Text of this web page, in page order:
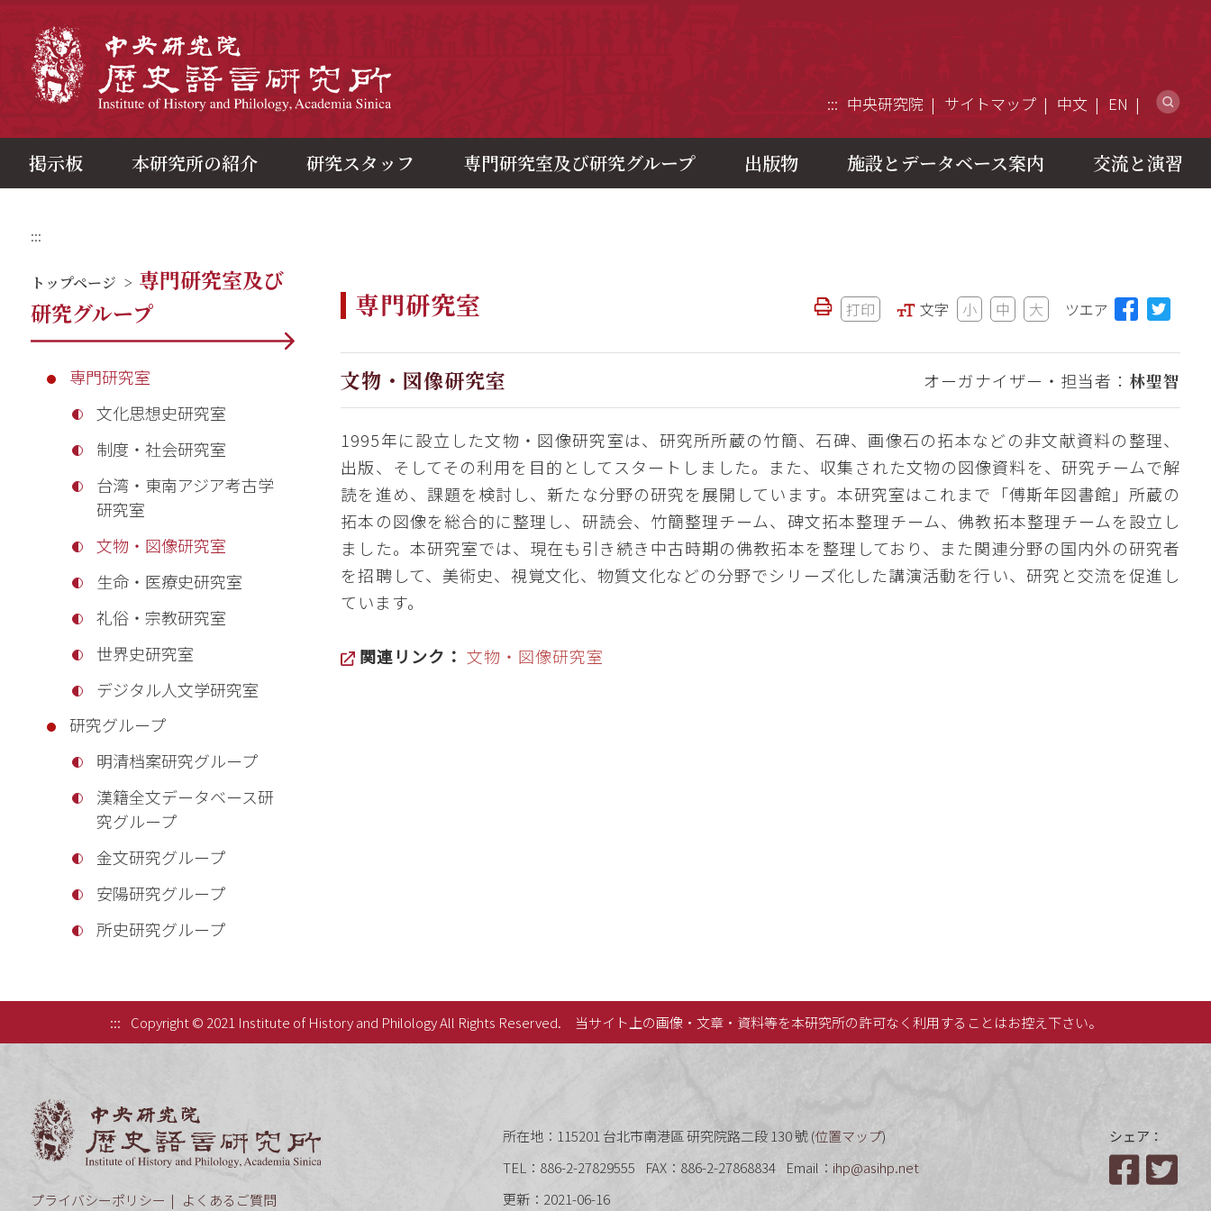
::: 中央研究院 サイトマップ 中文 EN
掲示板 本研究所の紹介 研究スタッフ 専門研究室及び研究グループ 出版物 施設とデータベース案内 交流と演習
:::
トップページ > 専門研究室及び
研究グループ
専門研究室
文化思想史研究室
制度‧社会研究室
台湾・東南アジア考古学
研究室
文物・図像研究室
生命・医療史研究室
礼俗・宗教研究室
世界史研究室
デジタル人文学研究室
研究グループ
明清档案研究グループ
漢籍全文データベース研
究グループ
金文研究グループ
安陽研究グループ
所史研究グループ
専門研究室 打印 文字 小 中 大 ツエア
文物・図像研究室 オーガナイザー・担当者： 林聖智
1995年に設立した文物・図像研究室は、研究所所蔵の竹簡、石碑、画像石の拓本などの非文献資料の整理、
出版、そしてその利用を目的としてスタートしました。また、収集された文物の図像資料を、研究チームで解
読を進め、課題を検討し、新たな分野の研究を展開しています。本研究室はこれまで「傅斯年図書館」所蔵の
拓本の図像を総合的に整理し、研読会、竹簡整理チーム、碑文拓本整理チーム、佛教拓本整理チームを設立し
ました。本研究室では、現在も引き続き中古時期の佛教拓本を整理しており、また関連分野の国内外の研究者
を招聘して、美術史、視覚文化、物質文化などの分野でシリーズ化した講演活動を行い、研究と交流を促進し
ています。
関連リンク： 文物・図像研究室
::: Copyright © 2021 Institute of History and Philology All Rights Reserved. 当サイト上の画像・文章・資料等を本研究所の許可なく利用することはお控え下さい。
プライバシーポリシー よくあるご質問
所在地：115201 台北市南港區 研究院路二段 130 號 (位置マップ)
TEL：886-2-27829555
FAX：886-2-27868834 Email： ihp@asihp.net
更新：2021-06-16
シェア：
Facebook